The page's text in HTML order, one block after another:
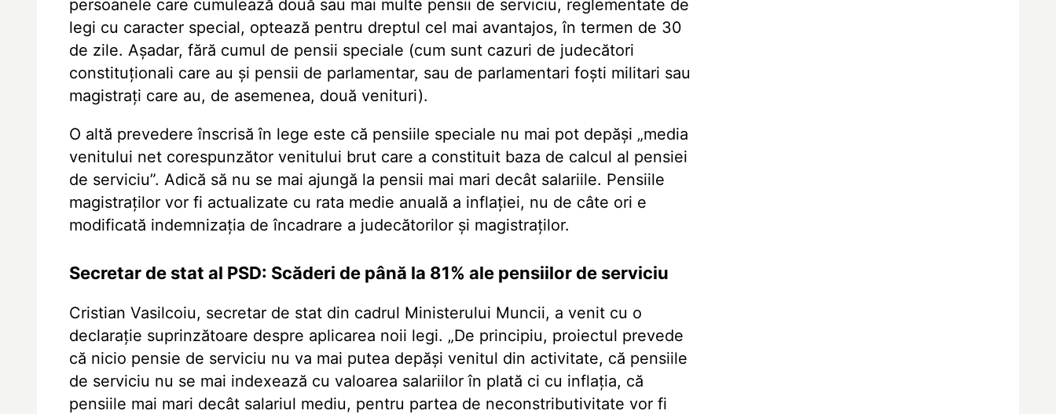
persoanele care cumulează două sau mai multe pensii de serviciu, reglementate de
legi cu caracter special, optează pentru dreptul cel mai avantajos, în termen de 30
de zile. Așadar, fără cumul de pensii speciale (cum sunt cazuri de judecători
constituționali care au și pensii de parlamentar, sau de parlamentari foști militari sau
magistrați care au, de asemenea, două venituri).
O altă prevedere înscrisă în lege este că pensiile speciale nu mai pot depăși „media
venitului net corespunzător venitului brut care a constituit baza de calcul al pensiei
de serviciu”. Adică să nu se mai ajungă la pensii mai mari decât salariile. Pensiile
magistraților vor fi actualizate cu rata medie anuală a inflației, nu de câte ori e
modificată indemnizația de încadrare a judecătorilor și magistraților.
Secretar de stat al PSD: Scăderi de până la 81% ale pensiilor de serviciu
Cristian Vasilcoiu, secretar de stat din cadrul Ministerului Muncii, a venit cu o
declarație suprinzătoare despre aplicarea noii legi. „De principiu, proiectul prevede
că nicio pensie de serviciu nu va mai putea depăşi venitul din activitate, că pensiile
de serviciu nu se mai indexează cu valoarea salariilor în plată ci cu inflaţia, că
pensiile mai mari decât salariul mediu, pentru partea de neconstributivitate vor fi